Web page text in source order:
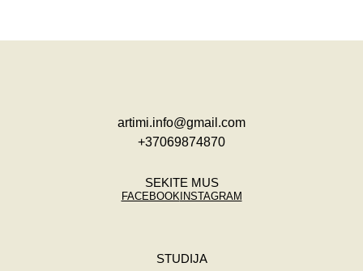
artimi.info@gmail.com
+37069874870
STUDIJA
SEKITE MUS
FACEBOOKINSTAGRAM